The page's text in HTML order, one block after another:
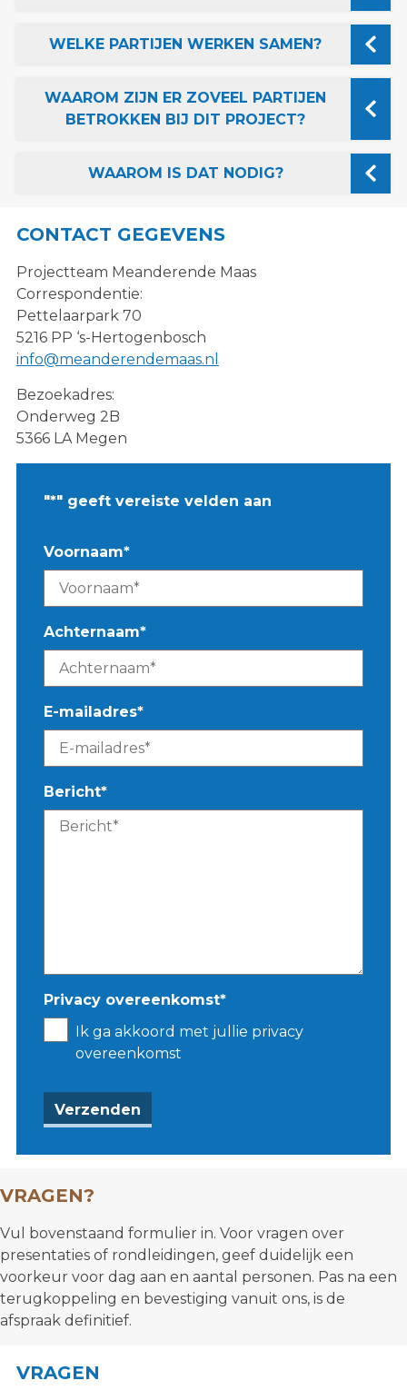
WELKE PARTIJEN WERKEN SAMEN?
WAAROM ZIJN ER ZOVEEL PARTIJEN
BETROKKEN BIJ DIT PROJECT?
WAAROM IS DAT NODIG?
CONTACT GEGEVENS
Projectteam Meanderende Maas
Correspondentie:
Pettelaarpark 70
5216 PP ‘s-Hertogenbosch
info@meanderendemaas.nl
Bezoekadres:
Onderweg 2B
5366 LA Megen
"*" geeft vereiste velden aan
Voornaam*
Achternaam*
E-mailadres*
Bericht*
Privacy overeenkomst*
Ik ga akkoord met jullie privacy
overeenkomst
VRAGEN?
Vul bovenstaand formulier in. Voor vragen over
presentaties of rondleidingen, geef duidelijk een
voorkeur voor dag aan en aantal personen. Pas na een
terugkoppeling en bevestiging vanuit ons, is de
afspraak definitief.
VRAGEN